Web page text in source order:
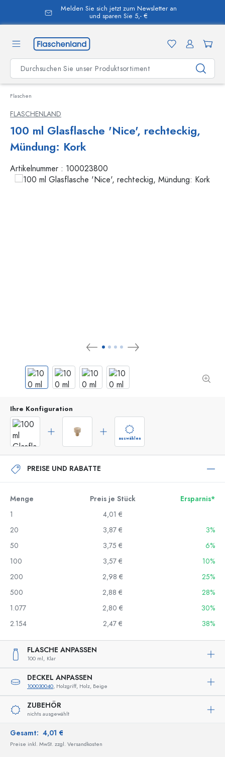
springen
Melden Sie sich jetzt zum Newsletter an
und sparen Sie 5,- €
Flaschen
FLASCHENLAND
100 ml Glasflasche 'Nice', rechteckig,
Mündung: Kork
Artikelnummer : 100023800
Ihre Konfiguration
auswählen
PREISE UND RABATTE
Menge Preis je Stück
Ersparnis*
1
4,01 €
20
3,87 €
3%
50
3,75 €
6%
100
3,57 €
10%
200
2,98 €
25%
500
2,88 €
28%
1.077
2,80 €
30%
2.154
2,47 € 38%
FLASCHE ANPASSEN
100 ml, Klar
DECKEL ANPASSEN
100030040, Holzgriff, Holz, Beige
ZUBEHÖR
nichts ausgewählt
Gesamt: 4,01 €
Preise inkl. MwSt. zzgl. Versandkosten